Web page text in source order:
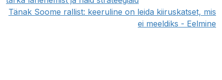
Tänak Soome rallist: keeruline on leida kiiruskatset, mis
ei meeldiks - Eelmine